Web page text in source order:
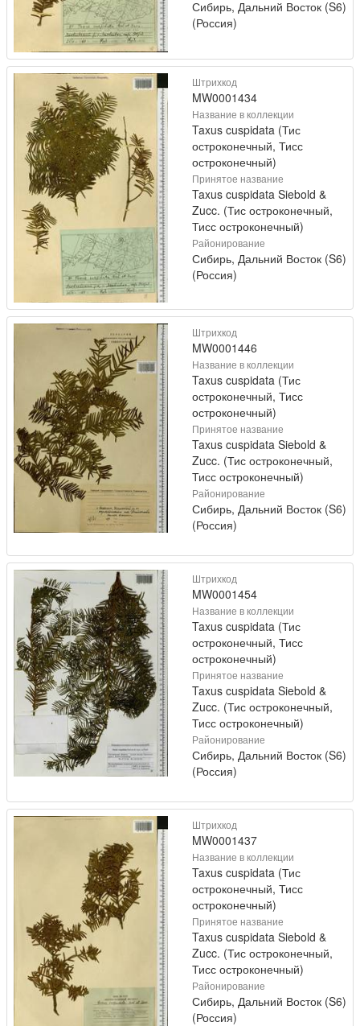
Сибирь, Дальний Восток (S6)
(Россия)
Штрихкод
MW0001434
Название в коллекции
Taxus cuspidata (Тис
остроконечный, Тисс
остроконечный)
Принятое название
Taxus cuspidata Siebold &
Zucc. (Тис остроконечный,
Тисс остроконечный)
Районирование
Сибирь, Дальний Восток (S6)
(Россия)
Штрихкод
MW0001446
Название в коллекции
Taxus cuspidata (Тис
остроконечный, Тисс
остроконечный)
Принятое название
Taxus cuspidata Siebold &
Zucc. (Тис остроконечный,
Тисс остроконечный)
Районирование
Сибирь, Дальний Восток (S6)
(Россия)
Штрихкод
MW0001454
Название в коллекции
Taxus cuspidata (Тис
остроконечный, Тисс
остроконечный)
Принятое название
Taxus cuspidata Siebold &
Zucc. (Тис остроконечный,
Тисс остроконечный)
Районирование
Сибирь, Дальний Восток (S6)
(Россия)
Штрихкод
MW0001437
Название в коллекции
Taxus cuspidata (Тис
остроконечный, Тисс
остроконечный)
Принятое название
Taxus cuspidata Siebold &
Zucc. (Тис остроконечный,
Тисс остроконечный)
Районирование
Сибирь, Дальний Восток (S6)
(Россия)